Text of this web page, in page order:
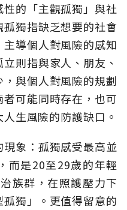
的「主觀孤獨」與社
獨指缺乏想要的社會
導個人對風險的感知
則指與家人、朋友、
與個人對風險的規劃
可能同時存在，也可
生風險的防護缺口。
象：孤獨感受最高並
而是20至29歲的年輕
族群，在照護壓力下
獨」。更值得留意的